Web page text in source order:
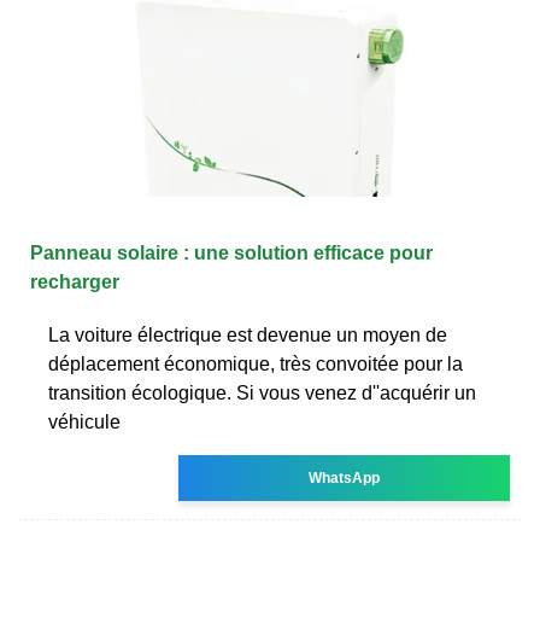
Panneau solaire : une solution efficace pour
recharger
La voiture électrique est devenue un moyen de
déplacement économique, très convoitée pour la
transition écologique. Si vous venez d''acquérir un
véhicule
WhatsApp